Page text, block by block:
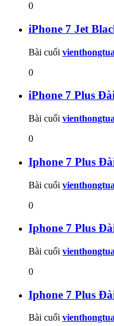
0
iPhone 7 Jet
Bài cuối
0
iPhone 7 Plus
Bài cuối
0
Iphone 7 Plus
Bài cuối
0
Iphone 7 Plus
Bài cuối
0
Iphone 7 Plus
Bài cuối